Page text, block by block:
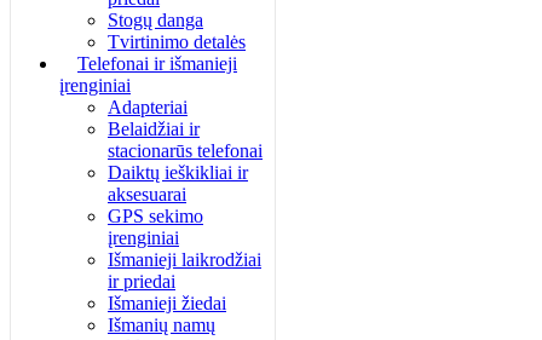
Stogų danga
Tvirtinimo detalės
Telefonai ir išmanieji
įrenginiai
Adapteriai
Belaidžiai ir
stacionarūs telefonai
Daiktų ieškikliai ir
aksesuarai
GPS sekimo
įrenginiai
Išmanieji laikrodžiai
ir priedai
Išmanieji žiedai
Išmanių namų